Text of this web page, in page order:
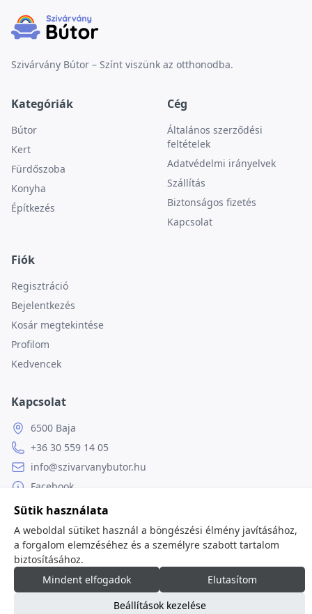
Szivárvány Bútor – Színt viszünk az otthonodba.
Kategóriák
Bútor
Kert
Fürdőszoba
Konyha
Építkezés
Cég
Általános szerződési
feltételek
Adatvédelmi irányelvek
Szállítás
Biztonságos fizetés
Kapcsolat
Fiók
Regisztráció
Bejelentkezés
Kosár megtekintése
Profilom
Kedvencek
Kapcsolat
6500 Baja
+36 30 559 14 05
info@szivarvanybutor.hu
Facebook
Weboldal
© 2026minden jog fenntartva.
Sütik használata
A weboldal sütiket használ a böngészési élmény javításához,
a forgalom elemzéséhez és a személyre szabott tartalom
biztosításához.
Mindent elfogadok
Elutasítom
Beállítások kezelése